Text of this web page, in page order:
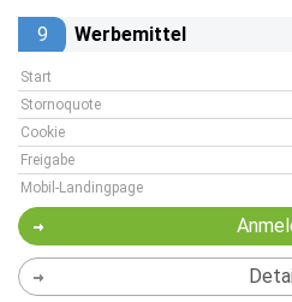
9 Werbemittel
Start
Stornoquote
Cookie
Freigabe
Mobil-Landingpage